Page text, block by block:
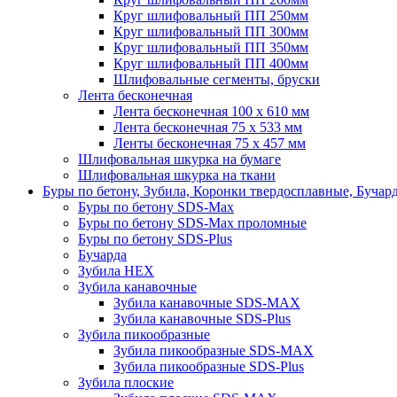
Круг шлифовальный ПП 250мм
Круг шлифовальный ПП 300мм
Круг шлифовальный ПП 350мм
Круг шлифовальный ПП 400мм
Шлифовальные сегменты, бруски
Лента бесконечная
Лента бесконечная 100 х 610 мм
Лента бесконечная 75 х 533 мм
Ленты бесконечная 75 х 457 мм
Шлифовальная шкурка на бумаге
Шлифовальная шкурка на ткани
Буры по бетону, Зубила, Коронки твердосплавные,
Буры по бетону SDS-Max
Буры по бетону SDS-Max проломные
Буры по бетону SDS-Plus
Бучарда
Зубила HEX
Зубила канавочные
Зубила канавочные SDS-MAX
Зубила канавочные SDS-Plus
Зубила пикообразные
Зубила пикообразные SDS-MAX
Зубила пикообразные SDS-Plus
Зубила плоские